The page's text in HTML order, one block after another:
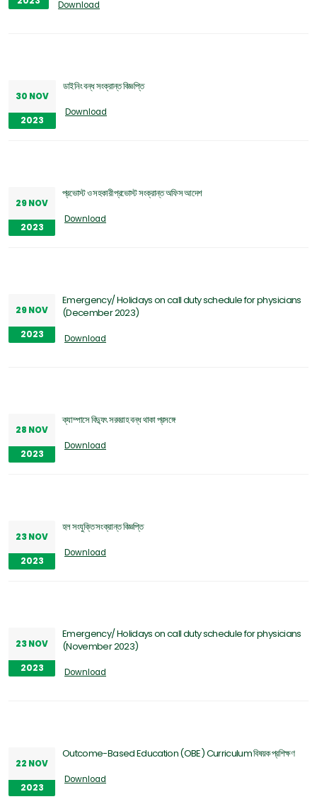
Download
30 NOV
2023
ডাইনিং বন্ধ সংক্রান্ত বিজ্ঞপ্তি
Download
29 NOV
2023
প্রভোস্ট ও সহকারী প্রভোস্ট সংক্রান্ত অফিস আদেশ
Download
29 NOV
2023
Emergency/ Holidays on call duty schedule for physicians
(December 2023)
Download
28 NOV
2023
ক্যাম্পাসে বিদ্যুৎ সরবরাহ বন্ধ থাকা প্রসঙ্গে
Download
23 NOV
2023
হল সংযুক্তি সংক্রান্ত বিজ্ঞপ্তি
Download
23 NOV
2023
Emergency/ Holidays on call duty schedule for physicians
(November 2023)
Download
22 NOV
2023
Outcome-Based Education (OBE) Curriculum বিষয়ক প্রশিক্ষণ
Download